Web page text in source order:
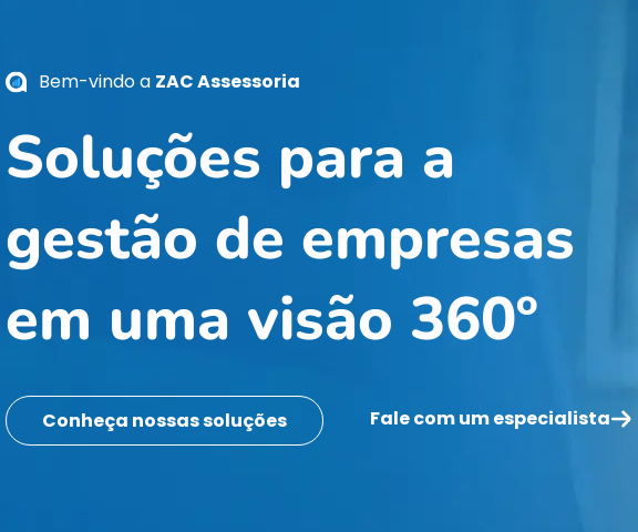
Bem-vindo a ZAC Assessoria
Soluções para a
gestão de empresas
em uma visão 360º
Conheça nossas soluções Fale com um especialista